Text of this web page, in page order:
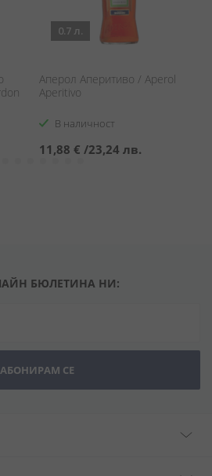
0.7 л.
Аперол Аперитиво / Aperol
Aperitivo
В наличност
11,88 € /23,24 лв.
БЮЛЕТИНА НИ:
АБОНИРАМ СЕ